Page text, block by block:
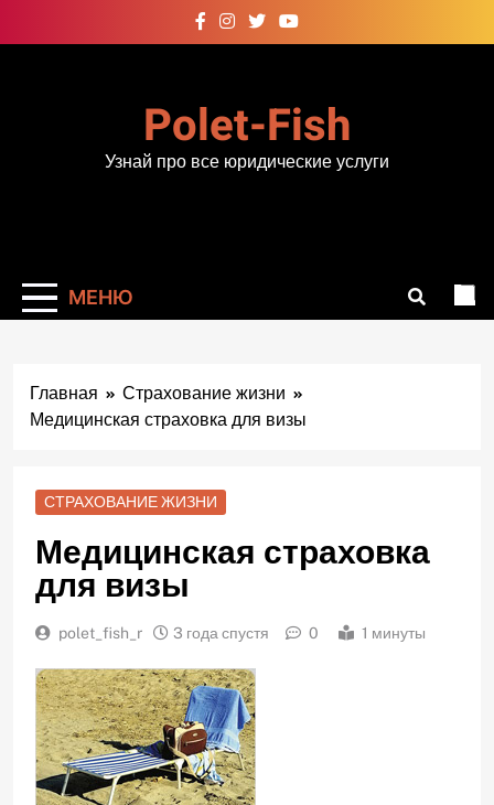
к
Polet-Fish
Узнай про все юридические услуги
МЕНЮ
Главная
Страхование жизни
Медицинская страховка для визы
СТРАХОВАНИЕ ЖИЗНИ
Медицинская страховка
для визы
polet_fish_r 3 года спустя 0 1 минуты